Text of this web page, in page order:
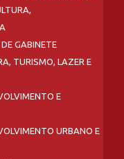
GABINETE
TURISMO, LAZER E
E
URBANO E